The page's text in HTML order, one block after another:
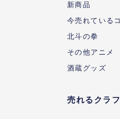
新商品
今売れている
北斗の拳
その他アニメ
酒蔵グッズ
売れるクラ